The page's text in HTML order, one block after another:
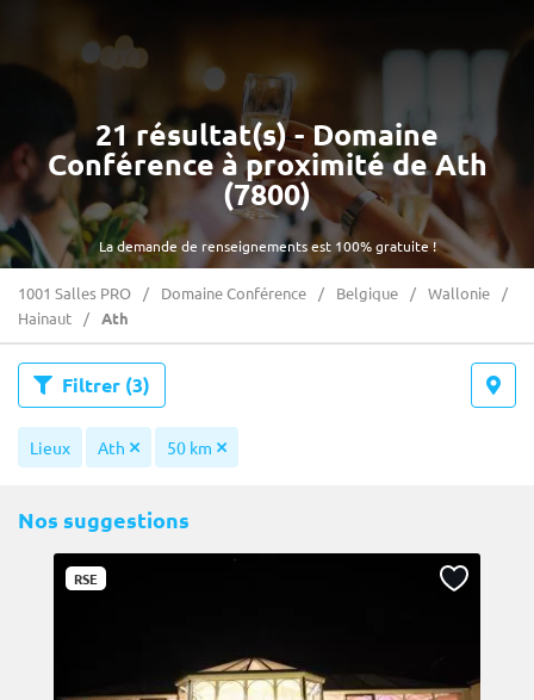
La demande de renseignements est 100% gratuite !
21 résultat(s) - Domaine
Conférence à proximité de Ath
(7800)
1001 Salles PRO Domaine Conférence Belgique
Wallonie
Hainaut
Ath
Filtrer (3)
Lieux Ath 50 km
Nos suggestions
RSE